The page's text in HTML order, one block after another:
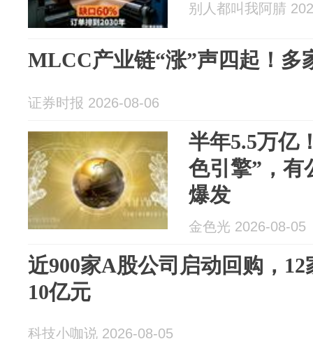
别人都叫我阿腈
MLCC产业链“涨”声四起！多
证券时报 2026-08-06
半年5.5万亿
色引擎”，有
爆发
金色光 2026-08-05
近900家A股公司启动回购，
10亿元
科技小咖说 2026-08-05